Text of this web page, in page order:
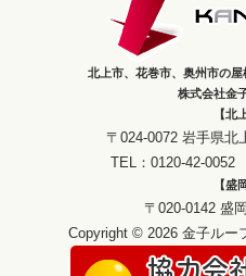
北上市、花巻市、奥州市の
株式会社金
【北
〒024-0072 岩手県北
TEL：0120-42-0052
【盛
〒020-0142 盛
Copyright © 2026 金子ルー